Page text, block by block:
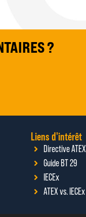
?
Liens d'intérêt
Directive ATEX
Guide BT 29
IECEx
ATEX vs. IECEx